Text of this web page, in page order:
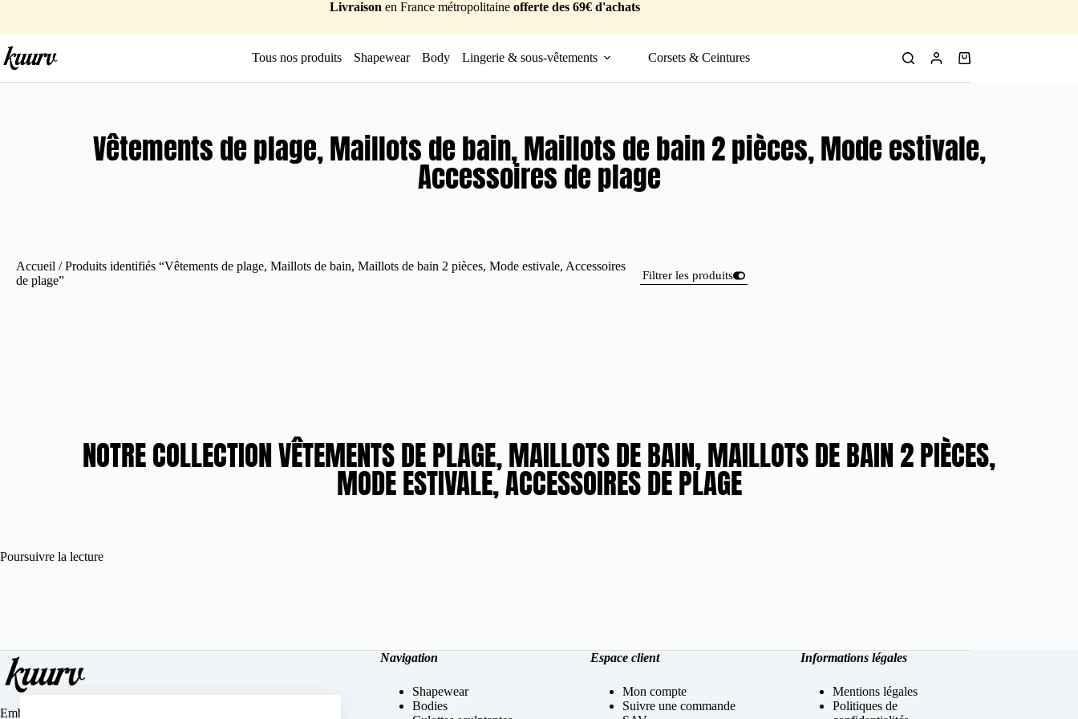
Livraison en France métropolitaineofferte des 69€ d'achats
Tous nos produits Shapewear Body Lingerie & sous-vêtements Corsets & Ceintures
Vêtements de plage, Maillots de bain, Maillots de bain 2 pièces, Mode estivale,
Accessoires de plage
Accueil / Produits identifiés “Vêtements de plage, Maillots de bain, Maillots de bain 2 pièces, Mode estivale, Accessoires
de plage”
Filtrer les produits
NOTRE COLLECTION VÊTEMENTS DE PLAGE, MAILLOTS DE BAIN, MAILLOTS DE BAIN 2 PIÈCES,
MODE ESTIVALE, ACCESSOIRES DE PLAGE
Poursuivre la lecture
Embrassez votre silhouette avec élégance et confort grâce à notre
Navigation
Shapewear
Bodies
Espace client
Mon compte
Suivre une commande
Informations légales
Mentions légales
Politiques de